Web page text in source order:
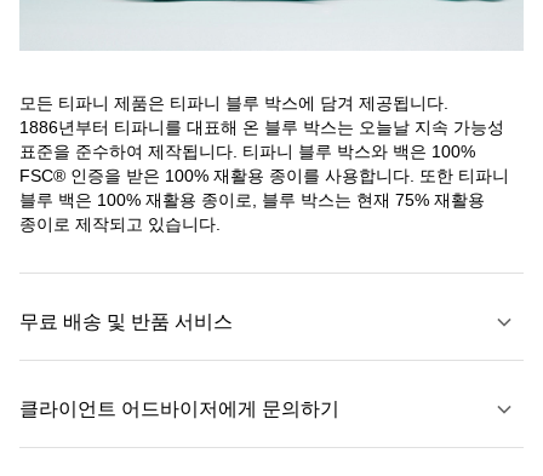
모든 티파니 제품은 티파니 블루 박스에 담겨 제공됩니다.
1886년부터 티파니를 대표해 온 블루 박스는 오늘날 지속 가능성
표준을 준수하여 제작됩니다. 티파니 블루 박스와 백은 100%
FSC® 인증을 받은 100% 재활용 종이를 사용합니다. 또한 티파니
블루 백은 100% 재활용 종이로, 블루 박스는 현재 75% 재활용
종이로 제작되고 있습니다.
무료 배송 및 반품 서비스
자세히 보기
클라이언트 어드바이저에게 문의하기